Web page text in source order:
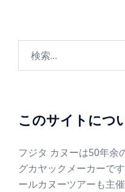
このサイトにつ
フジタ カヌーは50年余
グカヤックメーカーで
ールカヌーツアーも主催